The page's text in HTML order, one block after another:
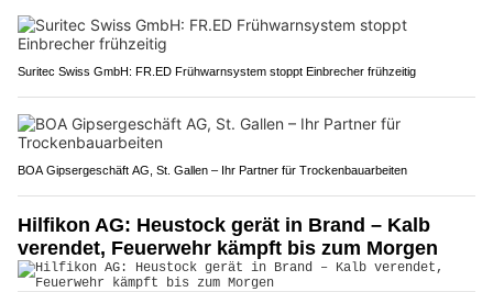
Suritec Swiss GmbH: FR.ED Frühwarnsystem stoppt Einbrecher frühzeitig
BOA Gipsergeschäft AG, St. Gallen – Ihr Partner für Trockenbauarbeiten
Hilfikon AG: Heustock gerät in Brand – Kalb
verendet, Feuerwehr kämpft bis zum Morgen